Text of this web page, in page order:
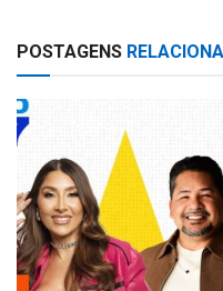
s
p
e
POSTAGENS